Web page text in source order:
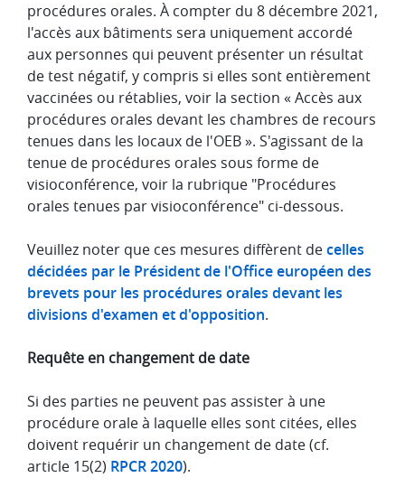
procédures orales. À compter du 8 décembre 2021,
l'accès aux bâtiments sera uniquement accordé
aux personnes qui peuvent présenter un résultat
de test négatif, y compris si elles sont entièrement
vaccinées ou rétablies, voir la section « Accès aux
procédures orales devant les chambres de recours
tenues dans les locaux de l'OEB ». S'agissant de la
tenue de procédures orales sous forme de
visioconférence, voir la rubrique "Procédures
orales tenues par visioconférence" ci-dessous.
Veuillez noter que ces mesures diffèrent decelles
décidées par le Président de l'Office européen des
brevets pour les procédures orales devant les
divisions d'examen et d'opposition.
Requête en changement de date
Si des parties ne peuvent pas assister à une
procédure orale à laquelle elles sont citées, elles
doivent requérir un changement de date (cf.
article 15(2) RPCR 2020).